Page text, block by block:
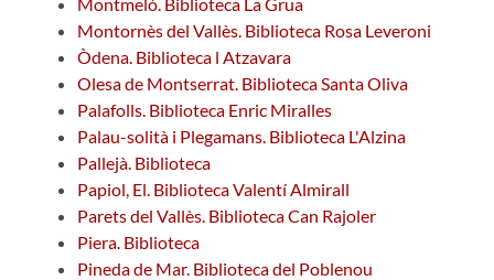
Montornès del Vallès. Biblioteca Rosa Leveroni
Òdena. Biblioteca l Atzavara
Olesa de Montserrat. Biblioteca Santa Oliva
Palafolls. Biblioteca Enric Miralles
Palau-solità i Plegamans. Biblioteca L'Alzina
Pallejà. Biblioteca
Papiol, El. Biblioteca Valentí Almirall
Parets del Vallès. Biblioteca Can Rajoler
Piera. Biblioteca
Pineda de Mar. Biblioteca del Poblenou